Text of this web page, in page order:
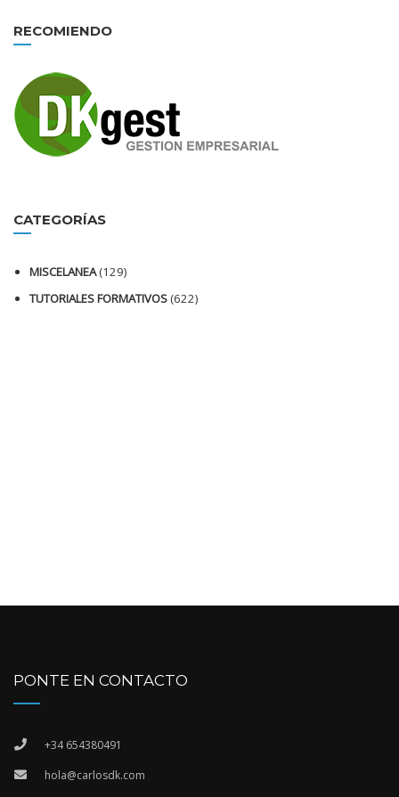
RECOMIENDO
CATEGORÍAS
MISCELANEA(129)
TUTORIALES FORMATIVOS(622)
PONTE EN CONTACTO
+34 654380491
hola@carlosdk.com